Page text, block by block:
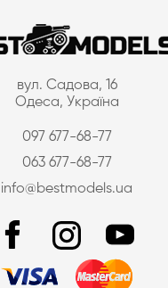
вул. Садова, 16
Одеса, Україна
097 677-68-77
063 677-68-77
info@bestmodels.ua